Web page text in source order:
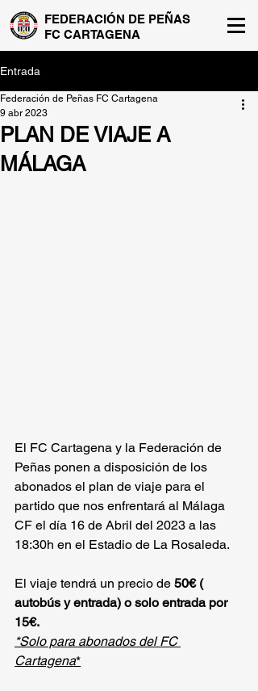
FEDERACIÓN DE PEÑAS
FC CARTAGENA
Entrada
PLAN DE VIAJE A
MÁLAGA
Federación de Peñas FC Cartagena
9 abr 2023
El FC Cartagena y la Federación de
Peñas ponen a disposición de los
abonados el plan de viaje para el
partido que nos enfrentará al Málaga
CF el día 16 de Abril del 2023 a las
18:30h en el Estadio de La Rosaleda.
El viaje tendrá un precio de 50€ (
autobús y entrada) o solo entrada por
15€.
*Solo para abonados del FC
Cartagena*